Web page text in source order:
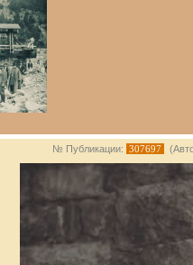
№ Публикации: 307697